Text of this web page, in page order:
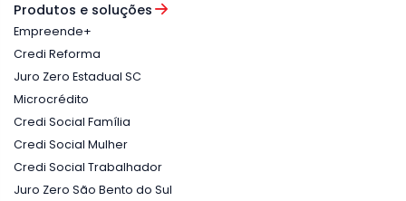
Produtos e soluções
Empreende+
Credi Reforma
Juro Zero Estadual SC
Microcrédito
Credi Social Família
Credi Social Mulher
Credi Social Trabalhador
Juro Zero São Bento do Sul